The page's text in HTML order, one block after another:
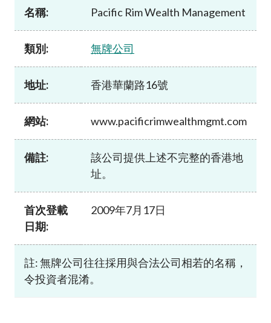
規則及標準
資料庫
新聞稿及公布
加入本會
名稱: Pacific Rim Wealth Management
類別: 無牌公司
地址: 香港華蘭路16號
網站: www.pacificrimwealthmgmt.com
備註:
該公司提供上述不完整的香港地
址。
首次登載
日期:
2009年7月17日
註: 無牌公司往往採用與合法公司相若的名稱，
令投資者混淆。